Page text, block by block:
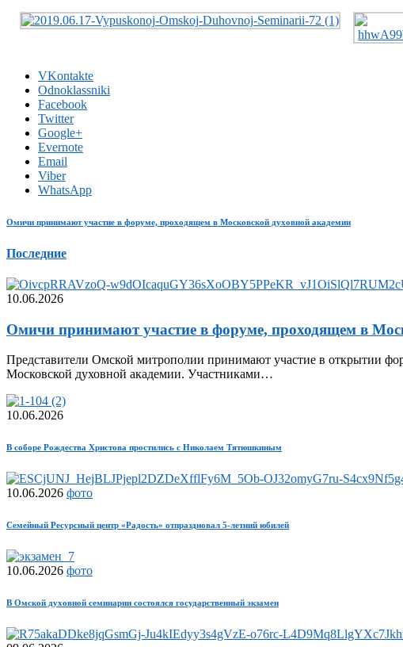
VKontakte
Odnoklassniki
Facebook
Twitter
Google+
Evernote
Email
Viber
WhatsApp
Омичи принимают участие в форуме, проходящем в Московской духовной академии
Последние
10.06.2026
Омичи принимают участие в форуме, проходящем в
Представители Омской митрополии принимают участие в открытии
Московской духовной академии. Участниками…
10.06.2026
В соборе Рождества Христова простились с Николаем Тятюшкиным
10.06.2026 фото
Семейный Ресурсный центр «Радость» отпраздновал 5-летний юбилей
10.06.2026 фото
В Омской духовной семинарии состоялся государственный экзамен